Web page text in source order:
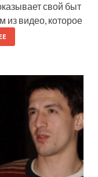
свой быт
видео, которое